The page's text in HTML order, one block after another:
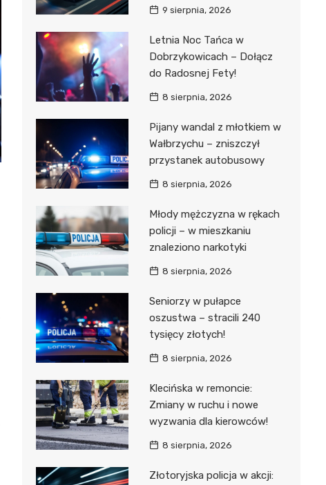
9 sierpnia, 2026
Letnia Noc Tańca w
Dobrzykowicach – Dołącz
do Radosnej Fety!
8 sierpnia, 2026
Pijany wandal z młotkiem w
Wałbrzychu – zniszczył
przystanek autobusowy
8 sierpnia, 2026
Młody mężczyzna w rękach
policji – w mieszkaniu
znaleziono narkotyki
8 sierpnia, 2026
Seniorzy w pułapce
oszustwa – stracili 240
tysięcy złotych!
8 sierpnia, 2026
Klecińska w remoncie:
Zmiany w ruchu i nowe
wyzwania dla kierowców!
8 sierpnia, 2026
Złotoryjska policja w akcji: